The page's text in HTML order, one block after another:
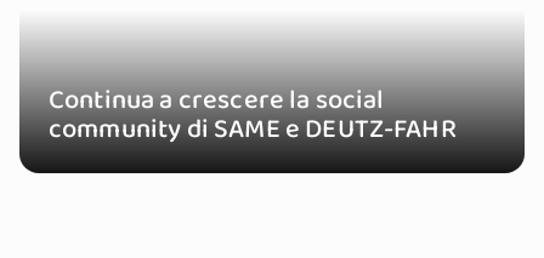
Continua a crescere la social
community di SAME e DEUTZ-FAHR